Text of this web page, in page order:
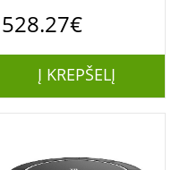
528.27€
Į KREPŠELĮ